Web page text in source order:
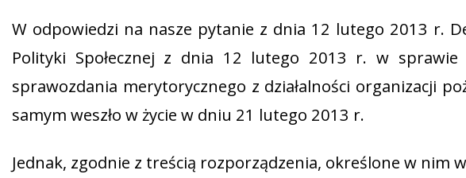
W odpowiedzi na nasze pytanie z dnia 12 lutego 2013 r.
Polityki Społecznej z dnia 12 lutego 2013 r. w
sprawozdania merytorycznego z działalności organizacji
samym weszło w życie w dniu 21 lutego 2013 r.
Jednak, zgodnie z treścią rozporządzenia, określone w nim